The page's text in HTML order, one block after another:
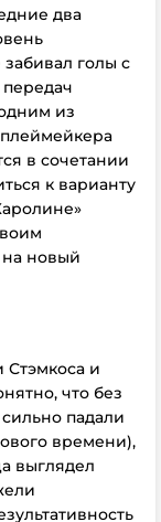
два
голы с
из
в сочетании
к варианту
новый
Стэмкоса и
что без
падали
времени),
выглядел